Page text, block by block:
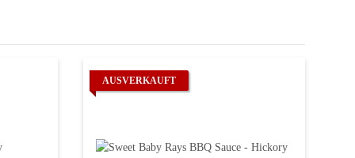
AUSVERKAUFT